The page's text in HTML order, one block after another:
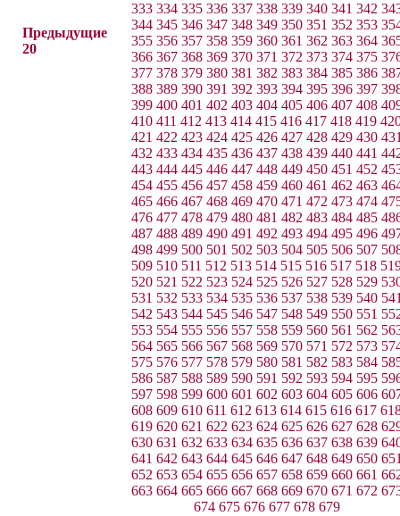
Предыдущие
20
333 334 335 336 337 338 339 340 341 342
344 345 346 347 348 349 350 351 352 353
355 356 357 358 359 360 361 362 363 364
366 367 368 369 370 371 372 373 374 375
377 378 379 380 381 382 383 384 385 386
388 389 390 391 392 393 394 395 396 397
399 400 401 402 403 404 405 406 407 408
410 411 412 413 414 415 416 417 418 419
421 422 423 424 425 426 427 428 429 430
432 433 434 435 436 437 438 439 440 441
443 444 445 446 447 448 449 450 451 452
454 455 456 457 458 459 460 461 462 463
465 466 467 468 469 470 471 472 473 474
476 477 478 479 480 481 482 483 484 485
487 488 489 490 491 492 493 494 495 496
498 499 500 501 502 503 504 505 506 507
509 510 511 512 513 514 515 516 517 518
520 521 522 523 524 525 526 527 528 529
531 532 533 534 535 536 537 538 539 540
542 543 544 545 546 547 548 549 550 551
553 554 555 556 557 558 559 560 561 562
564 565 566 567 568 569 570 571 572 573
575 576 577 578 579 580 581 582 583 584
586 587 588 589 590 591 592 593 594 595
597 598 599 600 601 602 603 604 605 606
608 609 610 611 612 613 614 615 616 617
619 620 621 622 623 624 625 626 627 628
630 631 632 633 634 635 636 637 638 639
641 642 643 644 645 646 647 648 649 650
652 653 654 655 656 657 658 659 660 661
663 664 665 666 667 668 669 670 671 672
674 675 676 677 678 679